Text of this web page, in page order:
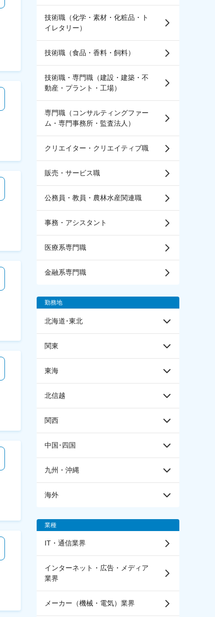
技術職（化学・素材・化粧品・ト
イレタリー）
技術職（食品・香料・飼料）
技術職・専門職（建設・建築・不
動産・プラント・工場）
専門職（コンサルティングファー
ム・専門事務所・監査法人）
クリエイター・クリエイティブ職
販売・サービス職
公務員・教員・農林水産関連職
事務・アシスタント
医療系専門職
金融系専門職
勤務地
北海道･東北
関東
東海
北信越
関西
中国･四国
九州・沖縄
海外
業種
IT・通信業界
インターネット・広告・メディア
業界
メーカー（機械・電気）業界